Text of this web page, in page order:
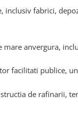
fabrici,
mare anvergura,
facilitati publice,
de rafinarii,